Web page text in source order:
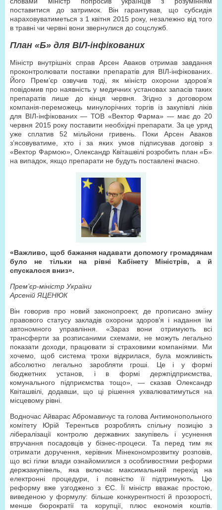
поставитися до затримок. Він гарантував, що субсидія
нараховуватиметься з 1 квітня 2015 року, незалежно від того
в травні чи червні вони звернулися до соцслужб.
План «Б» для ВІЛ-інфікованих
Міністр внутрішніх справ Арсен Аваков отримав завдання
проконтролювати поставки препаратів для ВІЛ-інфікованих.
Його Прем’єр озвучив тоді, як міністр охорони здоров’я
повідомив про наявність у медичних установах запасів таких
препаратів лише до кінця червня. Згідно з договором
компанія-переможець минулорічних торгів із закупівлі ліків
для ВІЛ-інфікованих — ТОВ «Вектор Фарма» — має до 20
червня 2015 року поставити необхідні препарати. За це уряд
уже сплатив 52 мільйони гривень. Поки Арсен Аваков
з’ясовуватиме, хто і за яких умов підписував договір з
«Вектор Фармою», Олександр Квіташвілі розробить план «Б»
на випадок, якщо препарати не будуть поставлені вчасно.
«Важливо, щоб бажання надавати допомогу громадянам
було не тільки на рівні Кабінету Міністрів, а й
спускалося вниз».
Прем’єр-міністр України
Арсеній ЯЦЕНЮК
Він говорив про новий законопроект, де прописано зміну
правового статусу закладів охорони здоров’я і надання їм
автономного управління. «Зараз вони отримують всі
трансферти за розписаними схемами, не можуть легально
показати доходи, працювати зі страховими компаніями. Ми
хочемо, щоб система трохи відкрилася, була можливість
абсолютно легально заробляти гроші. Це і у формі
бюджетних установ, і в формі держпідприємства,
комунального підприємства тощо», — сказав Олександр
Квіташвілі, додавши, що ці рішення ухвалюватимуться на
місцевому рівні.
Водночас Айварас Абромавичус та голова Антимонопольного
комітету Юрій Терентьєв розроблять спільну позицію з
лібералізації контролю державних закупівель і усунення
втручання посадовців у бізнес-процеси. Та перед тим як
отримати доручення, керівник Мінекономрозвитку розповів,
що всі гілки влади ознайомилися з особливостями реформи
держзакупівель, яка включає максимальний перехід на
електронні процедури, і повністю її підтримують. Цю
реформу вже узгоджено з ЄС. Її міністр вважає простою,
виведеною у формулу: більше конкурентності й прозорості,
менше бюрократії та корупції, плюс економія коштів.